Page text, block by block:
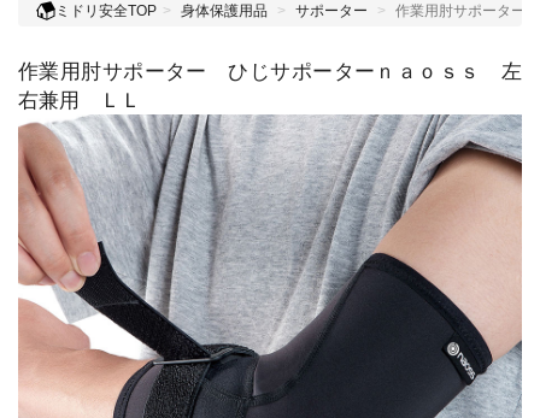
v
g
t
i
o
ミドリ安全TOP 身体保護用品 サポーター 作業用肘サポータ
作業用肘サポーター ひじサポーターｎａｏｓｓ 左
右兼用 ＬＬ